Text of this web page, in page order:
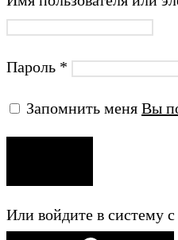
Пароль *
Запомнить меня Вы
Или войдите в систему